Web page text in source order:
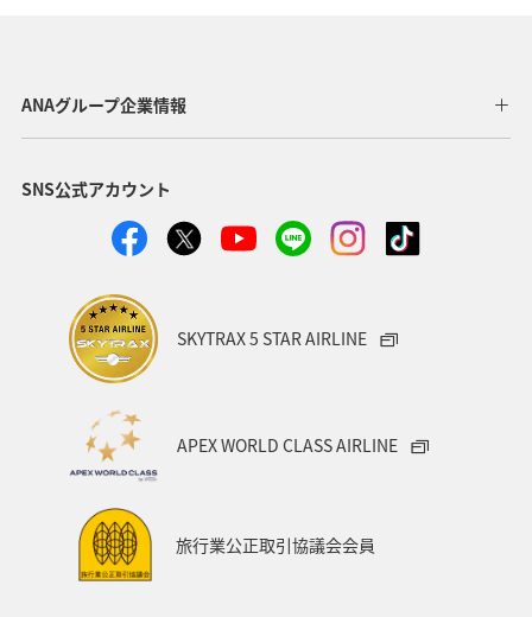
ANAグループ企業情報
SNS公式アカウント
SKYTRAX 5 STAR AIRLINE
APEX WORLD CLASS AIRLINE
旅行業公正取引協議会会員